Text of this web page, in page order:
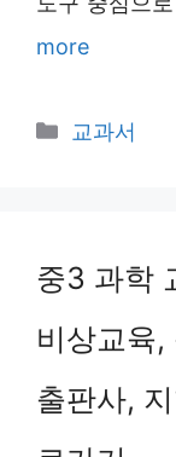
more
Categories
교과서
중3 과학
비상교육,
출판사,